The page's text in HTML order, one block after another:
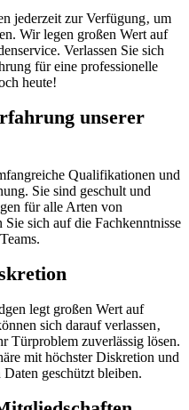
jederzeit zur Verfügung‚ um
Wir legen großen Wert auf
Verlassen Sie sich
für eine professionelle
heute!​
unserer
Qualifikationen und
Sie sind geschult und
für alle Arten von
sich auf die Fachkenntnisse
legt großen Wert auf
sich darauf verlassen‚
Türproblem zuverlässig lösen.​
mit höchster Diskretion und
geschützt bleiben.